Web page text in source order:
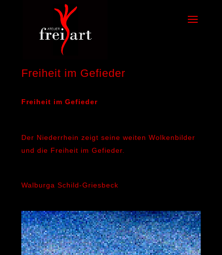
Freiheit im Gefieder
Freiheit im Gefieder
Der Niederrhein zeigt seine weiten Wolkenbilder
und die Freiheit im Gefieder.
Walburga Schild-Griesbeck